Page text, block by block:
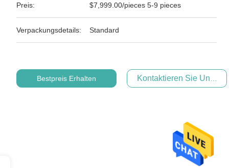
Preis: $7,999.00/pieces 5-9 pieces
Verpackungsdetails: Standard
Bestpreis Erhalten Kontaktieren Sie Uns